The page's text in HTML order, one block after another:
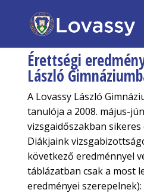
Érettségi
László
A Lovassy László
tanulója a 2008. május-
vizsgaidőszakban
Diákjaink
következő eredménnyel
táblázatban csak a most
eredményei szerepelnek):